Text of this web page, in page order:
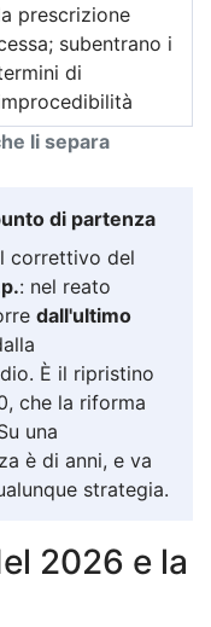
li separa
prescrizione
subentrano i
di
di partenza
correttivo del
: nel reato
dall'ultimo
È il ripristino
che la riforma
una
è di anni, e va
strategia.
2026 e la